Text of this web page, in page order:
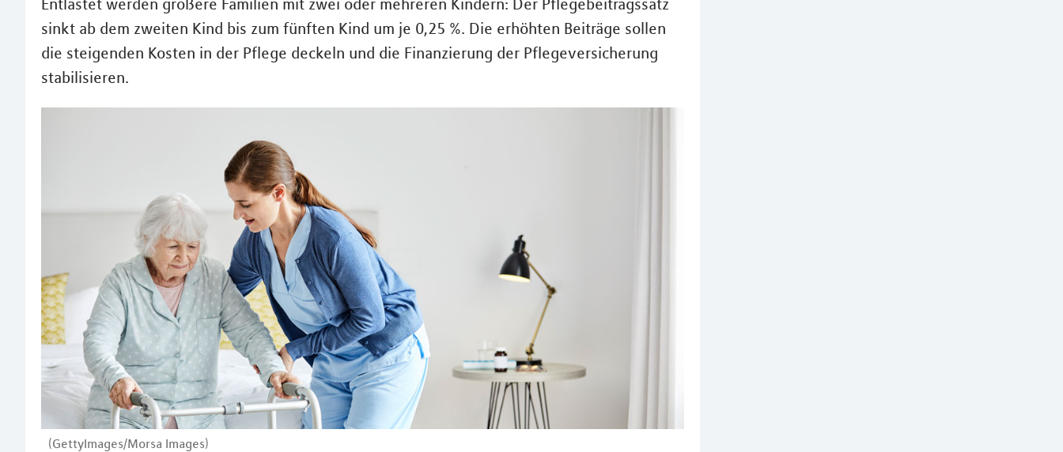
Entlastet werden größere Familien mit zwei oder mehreren Kindern: Der Pflegebeitragssatz
sinkt ab dem zweiten Kind bis zum fünften Kind um je 0,25 %. Die erhöhten Beiträge sollen
die steigenden Kosten in der Pflege deckeln und die Finanzierung der Pflegeversicherung
stabilisieren.
(GettyImages/Morsa Images)